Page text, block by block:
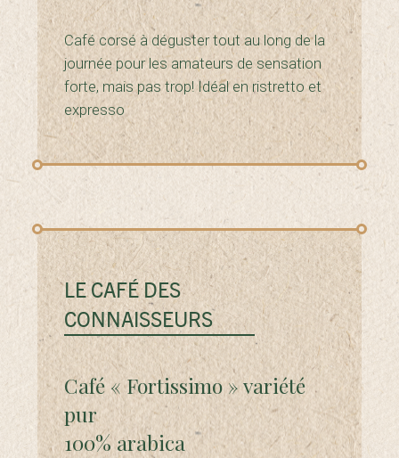
Café corsé à déguster tout au long de la
journée pour les amateurs de sensation
forte, mais pas trop! Idéal en ristretto et
expresso
LE CAFÉ DES
CONNAISSEURS
Café « Fortissimo » variété
pur
100% arabica